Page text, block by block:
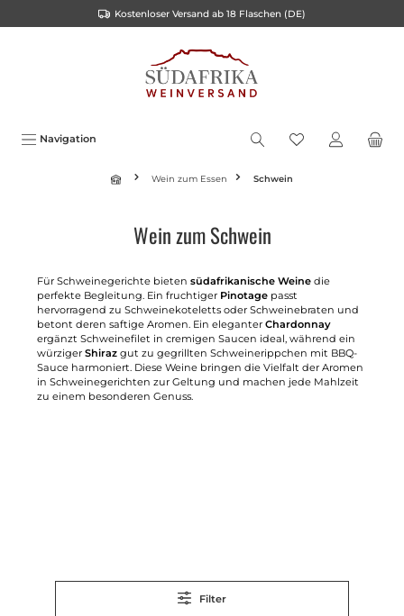
Kostenloser Versand ab 18 Flaschen (DE)
Navigation
Wein zum Essen Schwein
Wein zum Schwein
Für Schweinegerichte bieten südafrikanische Weine die
perfekte Begleitung. Ein fruchtiger Pinotage passt
hervorragend zu Schweinekoteletts oder Schweinebraten und
betont deren saftige Aromen. Ein eleganter Chardonnay
ergänzt Schweinefilet in cremigen Saucen ideal, während ein
würziger Shiraz gut zu gegrillten Schweinerippchen mit BBQ-
Sauce harmoniert. Diese Weine bringen die Vielfalt der Aromen
in Schweinegerichten zur Geltung und machen jede Mahlzeit
zu einem besonderen Genuss.
Filter